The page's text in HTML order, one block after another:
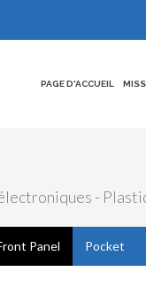
PAGE D'ACCUEIL
-
Panel Pocket